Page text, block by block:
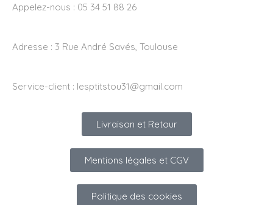
Appelez-nous : 05 34 51 88 26
Adresse : 3 Rue André Savés, Toulouse
Service-client : lesptitstou31@gmail.com
Livraison et Retour
Mentions légales et CGV
Politique des cookies